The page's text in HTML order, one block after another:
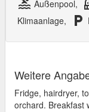
pool Außenpool,
Klimaanlage, local_parking
Weitere
Fridge, hairdryer,
orchard. Breakfast